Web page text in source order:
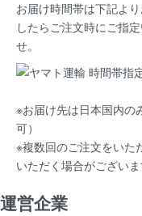
お届け時間帯は下記よ
したらご注文時にご指
せ。
※お届け先は日本国内の
可）
※複数回のご注文をいた
いただく場合がござい
運営企業